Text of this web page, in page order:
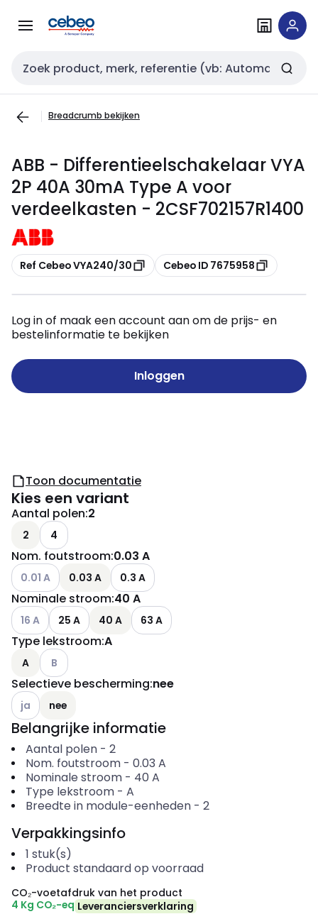
naar
naar
Zoekveld invoer
Breadcrumb bekijken
ABB - Differentieelschakelaar VYA
2P 40A 30mA Type A voor
verdeelkasten - 2CSF702157R1400
Kopiëren
Ref Cebeo VYA240/30 Kopiëren
Cebeo ID 7675958
Log in of maak een account aan om de prijs- en
bestelinformatie te bekijken
Inloggen
Toon documentatie
Kies een variant
Aantal polen:2
2 4
Nom. foutstroom:0.03 A
Andere varianten (Huidige combinatie niet mogelijk)
0.01 A 0.03 A 0.3 A
Nominale stroom:40 A
Andere varianten (Huidige combinatie niet mogelijk)
16 A 25 A 40 A 63 A
Type lekstroom:A
A Andere varianten (Huidige combinatie niet mogelijk)
B
Selectieve bescherming:nee
Andere varianten (Huidige combinatie niet mogelijk)
ja nee
Belangrijke informatie
Aantal polen- 2
Nom. foutstroom- 0.03 A
Nominale stroom- 40 A
Type lekstroom- A
Breedte in module-eenheden- 2
Verpakkingsinfo
1 stuk(s)
Product standaard op voorraad
CO₂-voetafdruk van het product
4 Kg CO₂-eq Leveranciersverklaring